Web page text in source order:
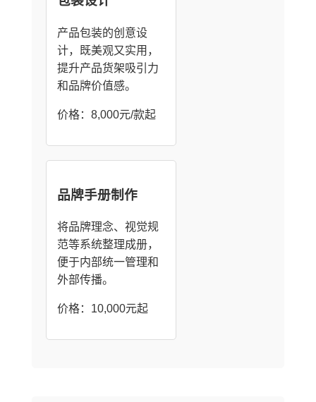
产品包装的创意设
计，既美观又实用，
提升产品货架吸引力
和品牌价值感。
价格：8,000元/款起
品牌手册制作
将品牌理念、视觉规
范等系统整理成册，
便于内部统一管理和
外部传播。
价格：10,000元起